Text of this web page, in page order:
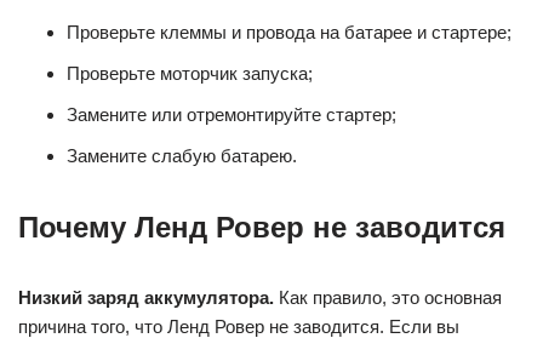
Проверьте клеммы и провода на батарее и стартере;
Проверьте моторчик запуска;
Замените или отремонтируйте стартер;
Замените слабую батарею.
Почему Ленд Ровер не заводится
Низкий заряд аккумулятора. Как правило, это основная
причина того, что Ленд Ровер не заводится. Если вы